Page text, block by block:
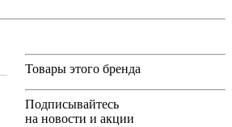
Товары этого бренда
Подписывайтесь
на новости и акции